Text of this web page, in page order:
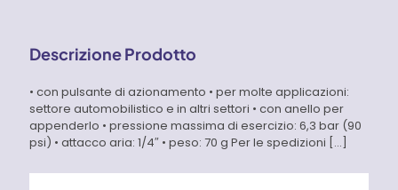
Descrizione Prodotto
• con pulsante di azionamento • per molte applicazioni:
settore automobilistico e in altri settori • con anello per
appenderlo • pressione massima di esercizio: 6,3 bar (90
psi) • attacco aria: 1/4″ • peso: 70 g Per le spedizioni […]